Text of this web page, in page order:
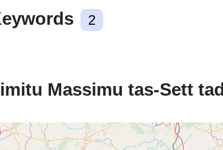
2
Massimu tas-Sett